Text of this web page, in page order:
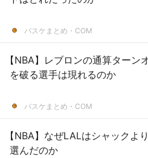
バスケまとめ・COM
【NBA】レブロンの通算ターン
を破る選手は現れるのか
バスケまとめ・COM
【NBA】なぜLALはシャックよ
選んだのか